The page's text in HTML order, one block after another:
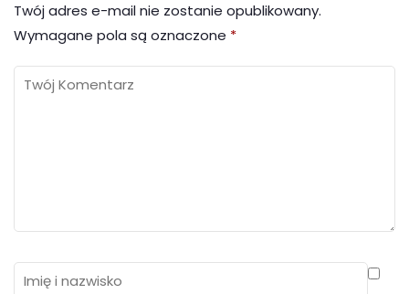
Twój adres e-mail nie zostanie opublikowany.
Wymagane pola są oznaczone *